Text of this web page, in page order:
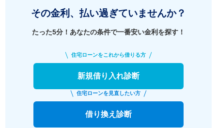
その金利、払い過ぎていませんか？
たった5分！あなたの条件で一番安い金利を探す！
住宅ローンをこれから借りる方
新規借り入れ診断
住宅ローンを見直したい方
借り換え診断